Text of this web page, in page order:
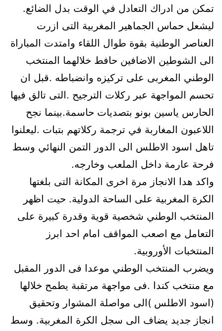
تمكن من ادراك التعادل في الوقت بدل الضائع.
ليشعل حماس الجماهير المغربية التى ازرت
العناصر الوطنية بقوة طوال اللقاء وامتدت المباراة
الى الشوطين الاضافين حافط خلالهما المنتخب
الوطني المغربى على تركيزه وانضباطه .قبل ان
تحسم المواجهة عبر ركلات الترجيح .التى تالق فيها
الحارس ياسين بونو بتصديات حاسمة.بينما نجح
اللاعبون المغاربة في ترجمة ركلاتهم بتبات .ليعلنوا
تاهل اسود الاطلس الى الدور التمن النهائي وسط
فرحة عارمة داخل الملعب وخارجه.
واكد هدا الانجاز مرة اخرى المكانة التى بلغتها
الكرة المغربية على الساحة الدولية. حيت اظهر
المنتخب الوطني شخصية قوية وقدرة كبيرة على
التعامل مع اصعب المواقف امام احد ابرز
المنتخبات الأوروبية.
ويضرب المنتخب الوطني موعدا فى الدور المقبل
مع منتخب كندا .فى مواجهة مرتقبة يطمح خلالها
(اسود الاطلس )الى مواصلة المشوار وتحقيق
انجاز جديد يضاف الى سجل الكرة المغربية. وسط